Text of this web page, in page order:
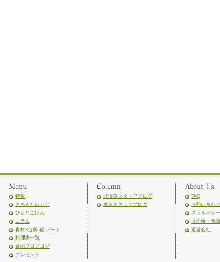
特集
きちんとレシピ
ひとりごはん
コラム
食材×台所 秘 ノート
料理家一覧
食のプロブログ
プレゼント
北海道スタッフブログ
東京スタッフブログ
FAQ
お問い合わせ
プライバシ
著作権・免
運営会社